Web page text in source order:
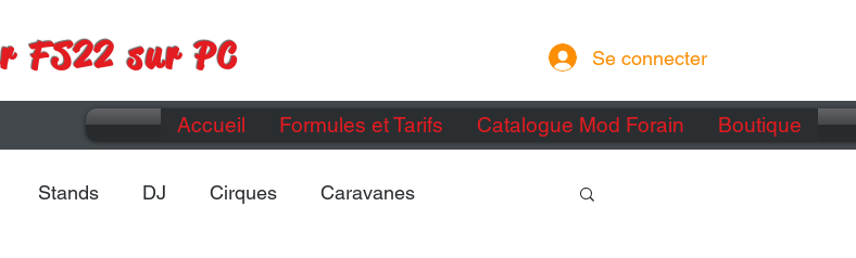
FS22 sur PC Se connecter
Accueil Formules et Tarifs Catalogue Mod Forain Boutique
Stands DJ Cirques Caravanes